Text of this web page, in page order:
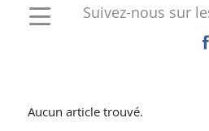
Suivez-nous sur
Aucun article trouvé.